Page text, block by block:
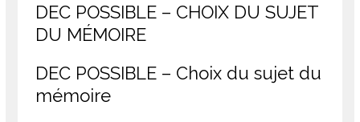
DEC POSSIBLE – CHOIX DU SUJET
DU MÉMOIRE
DEC POSSIBLE – Choix du sujet du
mémoire